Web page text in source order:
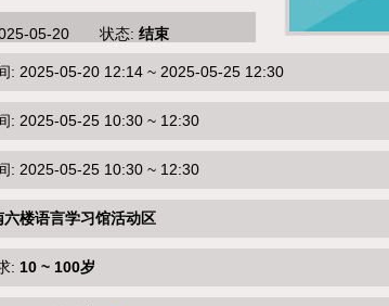
05-20 状态: 结束
: 2025-05-20 12:14 ~ 2025-05-25 12:30
: 2025-05-25 10:30 ~ 12:30
: 2025-05-25 10:30 ~ 12:30
六楼语言学习馆活动区
: 10 ~ 100岁